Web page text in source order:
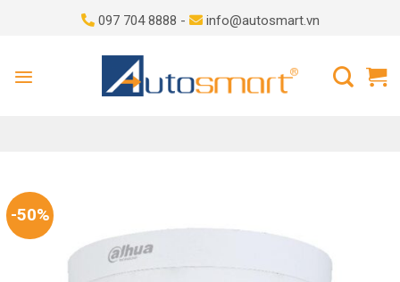
097 704 8888 - info@autosmart.vn
-50%